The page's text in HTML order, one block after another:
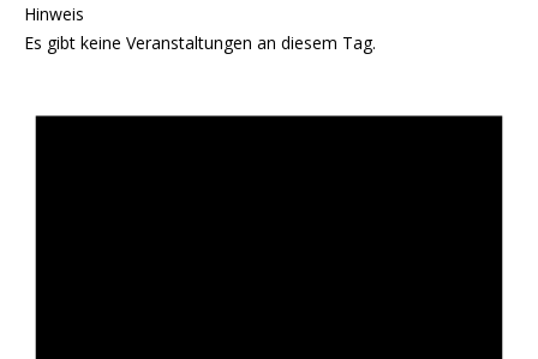
Hinweis
Es gibt keine Veranstaltungen an diesem Tag.